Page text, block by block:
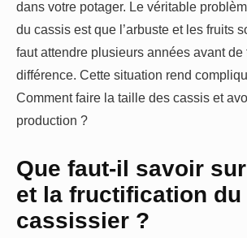
dans votre potager. Le véritable
du cassis est que l’arbuste et les fruits
faut attendre plusieurs années avant de
différence. Cette situation rend
Comment faire la taille des cassis et
production ?
Que faut-il savoir
et la fructification du
cassissier ?